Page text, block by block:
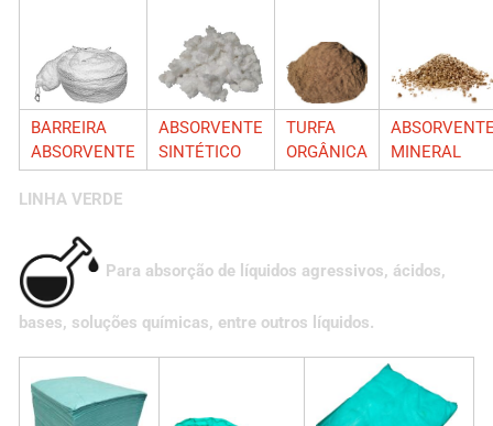
BARREIRA
ABSORVENTE
ABSORVENTE
SINTÉTICO
TURFA
ORGÂNICA
MINERAL
LINHA VERDE
Para absorção de líquidos agressivos, ácidos,
bases, soluções químicas, entre outros líquidos.